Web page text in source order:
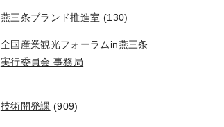
燕三条ブランド推進室 (130)
全国産業観光フォーラムin燕三条
実行委員会 事務局
技術開発課 (909)